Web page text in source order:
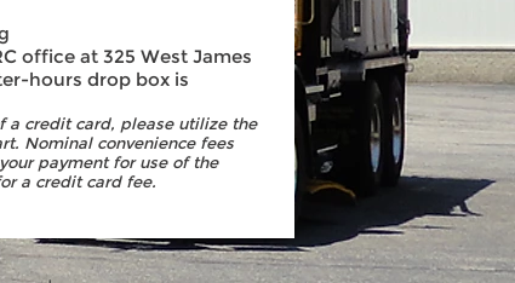
office at 325 West James
hours drop box is
a credit card, please utilize the
Nominal convenience fees
payment for use of the
a credit card fee.